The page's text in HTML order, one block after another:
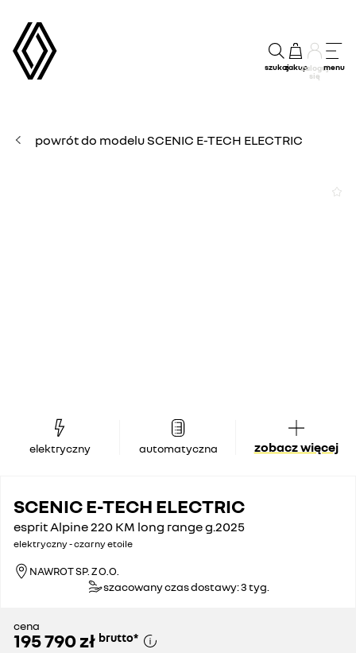
szukajzakupZaloguj
się
menu
powrót do modelu SCENIC E-TECH ELECTRIC
elektryczny automatyczna zobacz więcej
SCENIC E-TECH ELECTRIC
esprit Alpine 220 KM long range g.2025
elektryczny - czarny etoile
NAWROT SP. Z O.O.
szacowany czas dostawy: 3 tyg.
cena
195 790 zł brutto*